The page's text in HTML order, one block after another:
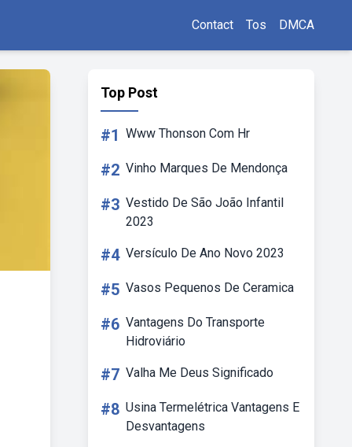
Contact Tos DMCA
Top Post
#1 Www Thonson Com Hr
#2 Vinho Marques De Mendonça
#3 Vestido De São João Infantil
2023
#4 Versículo De Ano Novo 2023
#5 Vasos Pequenos De Ceramica
#6 Vantagens Do Transporte
Hidroviário
#7 Valha Me Deus Significado
#8 Usina Termelétrica Vantagens E
Desvantagens